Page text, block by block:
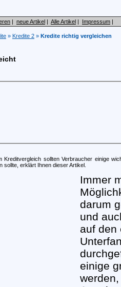
| neue Artikel | Alle Artikel | Impressum |
» Kredite 2 » Kredite richtig vergleichen
sollten Verbraucher einige
sollte, erklärt Ihnen dieser Artikel.
Immer
darum
und
auf den
einige